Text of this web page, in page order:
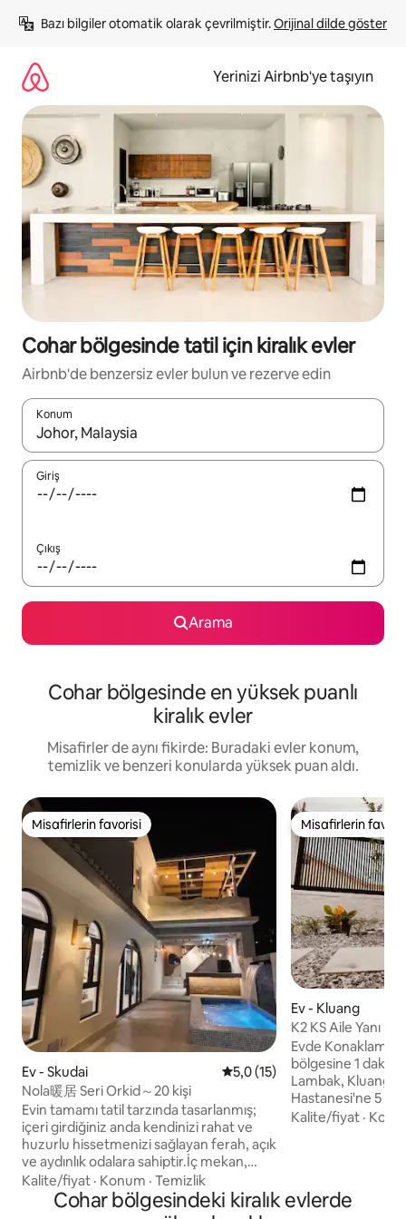
atla
Bazı bilgiler otomatik olarak çevrilmiştir. Orijinal dilde göster
Yerinizi Airbnb'ye taşıyın
Cohar bölgesinde tatil için kiralık evler
Airbnb'de benzersiz evler bulun ve rezerve edin
Konum
Sonuçlar kullanılabilir olduğunda yukarı ve aşağı oklarıyla
Giriş
Çıkış
Arama
Cohar bölgesinde en yüksek puanlı
kiralık evler
Misafirler de aynı fikirde: Buradaki evler konum,
temizlik ve benzeri konularda yüksek puan aldı.
Misafirlerin favorisi
Misafirlerin favorisi
Ev - Skudai 5 üzerinden ortalama 5,0
5,0 (15)
Nola暖居 Seri Orkid～20 kişi
Evin tamamı tatil tarzında tasarlanmış;
içeri girdiğiniz anda kendinizi rahat ve
huzurlu hissetmenizi sağlayan ferah, açık
ve aydınlık odalara sahiptir.İç mekan,
konforlu yatak takımlarından zarif
mobilyalara kadar tamamen mobilyalıdır
ve konaklamanızı daha iyi hâle getirmek
Kalite/fiyat · Konum · Temizlik
Misafirlerin
Misafirlerin
Ev - Kluang
K2 KS Aile Yanı
#
Evde Konaklama K2 CHHS'ye/
bölgesine 1
Lambak, Kluang
Hastanesi'ne 5
kat: Ana yatak
bağlantısı, akıllı
Kalite/fiyat ·
Cohar bölgesindeki kiralık evlerde